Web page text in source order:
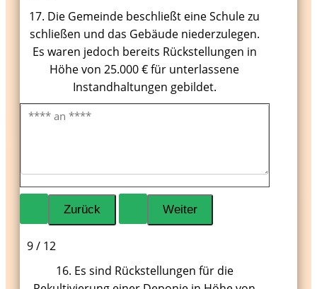
17. Die Gemeinde beschließt eine Schule zu
schließen und das Gebäude niederzulegen.
Es waren jedoch bereits Rückstellungen in
Höhe von 25.000 € für unterlassene
Instandhaltungen gebildet.
9 / 12
16. Es sind Rückstellungen für die